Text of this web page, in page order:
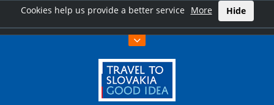
Cookies help us provide a better service More Hide